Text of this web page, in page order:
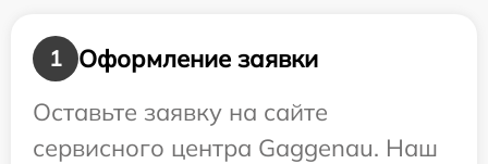
1
Оформление заявки
Оставьте заявку на сайте
сервисного центра Gaggenau. Наш